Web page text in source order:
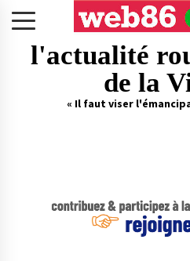
l'actualité
de la
« Il faut viser